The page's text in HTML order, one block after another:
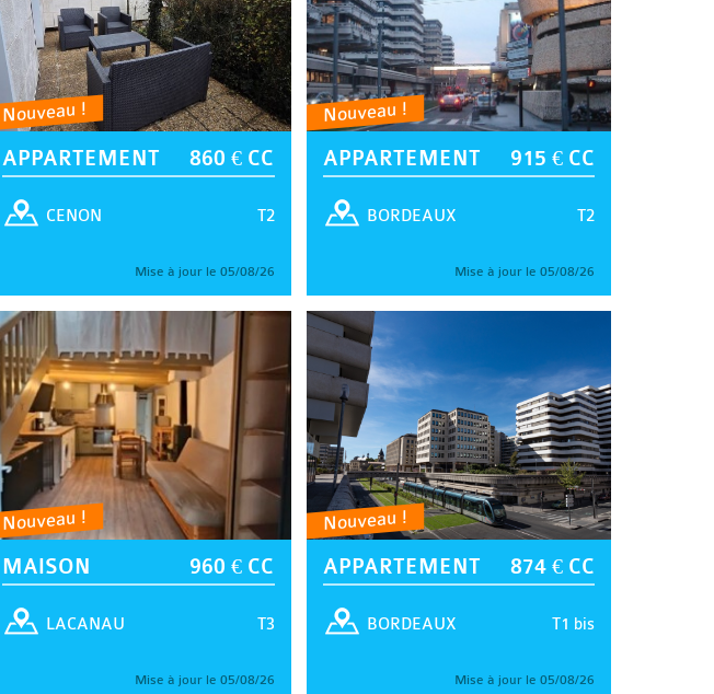
Nouveau !
APPARTEMENT 860 € CC
T2
CENON
Mise à jour le 05/08/26
Nouveau !
APPARTEMENT 915 € CC
T2
BORDEAUX
Mise à jour le 05/08/26
Nouveau !
MAISON 960 € CC
T3
LACANAU
Mise à jour le 05/08/26
Nouveau !
APPARTEMENT 874 € CC
T1 bis
BORDEAUX
Mise à jour le 05/08/26